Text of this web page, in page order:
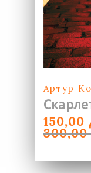
Артур
300,00
PRICE
WAS:
150,00
PRICE
IS: